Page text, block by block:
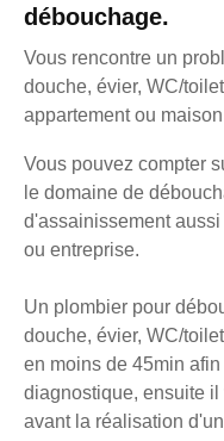
débouchage.
Vous rencontre un
douche, évier, WC/
appartement ou
Vous pouvez compter
le domaine de
d'assainissement
ou entreprise.
Un plombier pour
douche, évier, WC/
en moins de 45min
diagnostique, ensuite
avant la réalisation